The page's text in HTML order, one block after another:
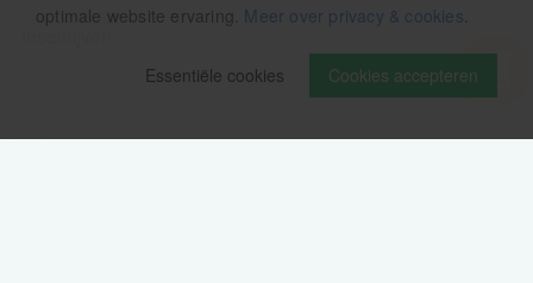
optimale website ervaring. Meer over privacy & cookies
Cookies accepteren
Essentiële cookies
Volg ons op